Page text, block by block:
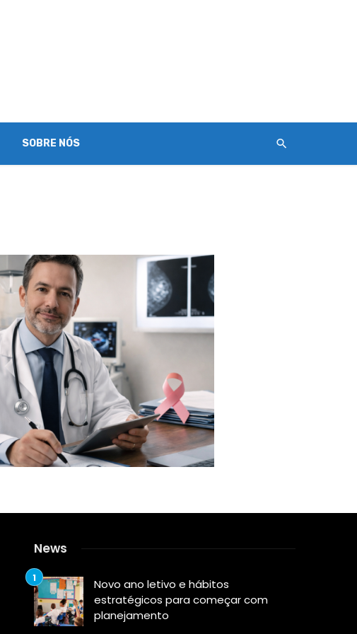
SOBRE NÓS
News
Novo ano letivo e hábitos
estratégicos para começar com
planejamento